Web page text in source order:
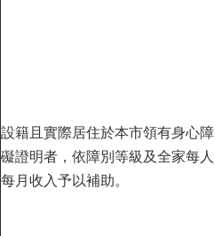
設籍且實際居住於本市領有身心障
礙證明者，依障別等級及全家每人
每月收入予以補助。